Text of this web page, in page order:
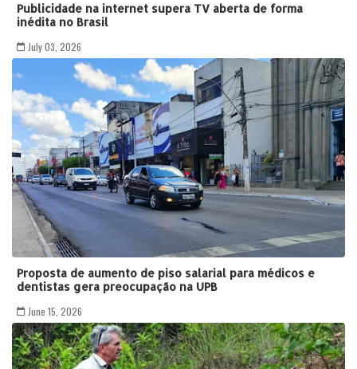
Publicidade na internet supera TV aberta de forma
inédita no Brasil
July 03, 2026
Proposta de aumento de piso salarial para médicos e
dentistas gera preocupação na UPB
June 15, 2026